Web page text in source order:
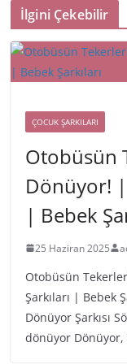
İlgini Çekebilir
ÇOCUK ŞARKILARI
Otobüsün
Dönüyor! |
| Bebek
25 Haziran 2025
Otobüsün
Şarkıları | Bebek
Dönüyor Şarkısı
dönüyor